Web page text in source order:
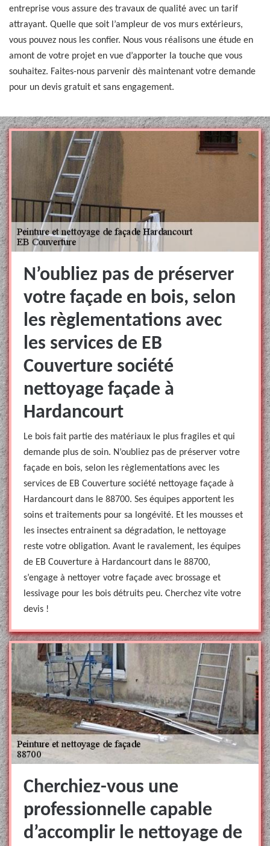
entreprise vous assure des travaux de qualité avec un tarif
attrayant. Quelle que soit l’ampleur de vos murs extérieurs,
vous pouvez nous les confier. Nous vous réalisons une étude en
amont de votre projet en vue d’apporter la touche que vous
souhaitez. Faites-nous parvenir dès maintenant votre demande
pour un devis gratuit et sans engagement.
N’oubliez pas de préserver
votre façade en bois, selon
les règlementations avec
les services de EB
Couverture société
nettoyage façade à
Hardancourt
Le bois fait partie des matériaux le plus fragiles et qui
demande plus de soin. N’oubliez pas de préserver votre
façade en bois, selon les règlementations avec les
services de EB Couverture société nettoyage façade à
Hardancourt dans le 88700. Ses équipes apportent les
soins et traitements pour sa longévité. Et les mousses et
les insectes entrainent sa dégradation, le nettoyage
reste votre obligation. Avant le ravalement, les équipes
de EB Couverture à Hardancourt dans le 88700,
s’engage à nettoyer votre façade avec brossage et
lessivage pour les bois détruits peu. Cherchez vite votre
devis !
Cherchiez-vous une
professionnelle capable
d’accomplir le nettoyage de